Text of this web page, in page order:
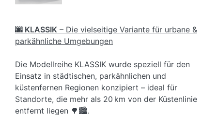
🌆 KLASSIK – Die vielseitige Variante für urbane &
parkähnliche Umgebungen
Die Modellreihe KLASSIK wurde speziell für den
Einsatz in städtischen, parkähnlichen und
küstenfernen Regionen konzipiert – ideal für
Standorte, die mehr als 20 km von der Küstenlinie
entfernt liegen 🌳🏙️.